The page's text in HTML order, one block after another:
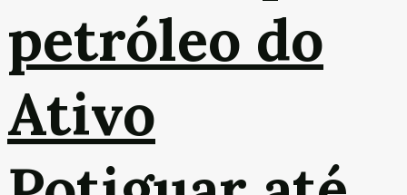
petróleo do
Ativo